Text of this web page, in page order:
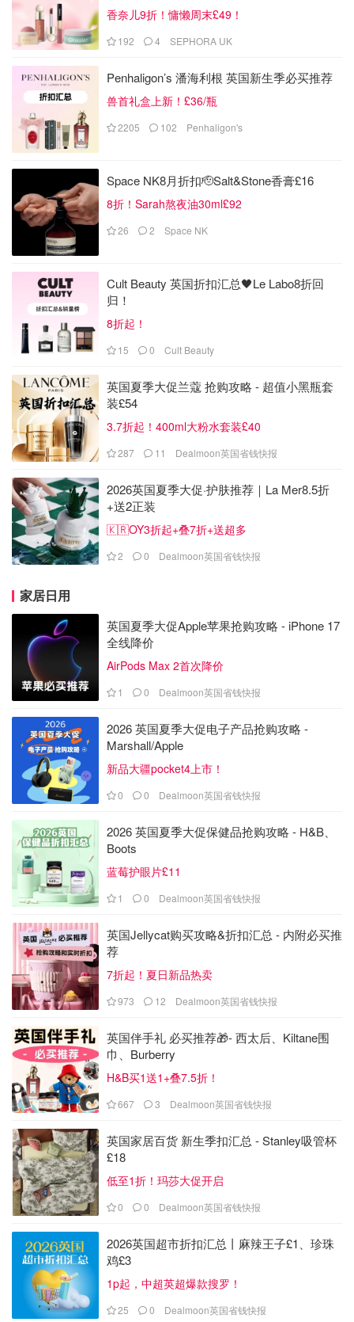
香奈儿9折！慵懒周末£49！
192 4 SEPHORA UK
Penhaligon’s 潘海利根 英国新生季必买推荐
兽首礼盒上新！£36/瓶
2205 102 Penhaligon's
Space NK8月折扣🫡Salt&Stone香膏£16
8折！Sarah熬夜油30ml£92
26 2 Space NK
Cult Beauty 英国折扣汇总🖤Le Labo8折回
归！
8折起！
15 0 Cult Beauty
英国夏季大促兰蔻 抢购攻略 - 超值小黑瓶套
装£54
3.7折起！400ml大粉水套装£40
287 11 Dealmoon英国省钱快报
2026英国夏季大促·护肤推荐｜La Mer8.5折
+送2正装
🇰🇷OY3折起+叠7折+送超多
2 0 Dealmoon英国省钱快报
家居日用
英国夏季大促Apple苹果抢购攻略 - iPhone 17
全线降价
AirPods Max 2首次降价
1 0 Dealmoon英国省钱快报
2026 英国夏季大促电子产品抢购攻略 -
Marshall/Apple
新品大疆pocket4上市！
0 0 Dealmoon英国省钱快报
2026 英国夏季大促保健品抢购攻略 - H&B、
Boots
蓝莓护眼片£11
1 0 Dealmoon英国省钱快报
英国Jellycat购买攻略&折扣汇总 - 内附必买推
荐
7折起！夏日新品热卖
973 12 Dealmoon英国省钱快报
英国伴手礼 必买推荐🎁- 西太后、Kiltane围
巾、Burberry
H&B买1送1+叠7.5折！
667 3 Dealmoon英国省钱快报
英国家居百货 新生季扣汇总 - Stanley吸管杯
£18
低至1折！玛莎大促开启
0 0 Dealmoon英国省钱快报
2026英国超市折扣汇总丨麻辣王子£1、珍珠
鸡£3
1p起，中超英超爆款搜罗！
25 0 Dealmoon英国省钱快报